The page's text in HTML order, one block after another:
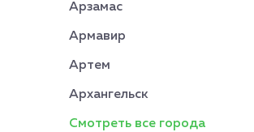
Арзамас
Армавир
Артем
Архангельск
Смотреть все города